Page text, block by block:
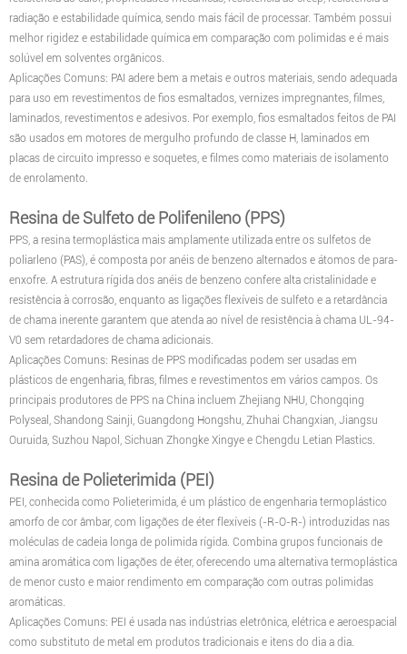
radiação e estabilidade química, sendo mais fácil de processar. Também possui
melhor rigidez e estabilidade química em comparação com polimidas e é mais
solúvel em solventes orgânicos.
Aplicações Comuns: PAI adere bem a metais e outros materiais, sendo adequada
para uso em revestimentos de fios esmaltados, vernizes impregnantes, filmes,
laminados, revestimentos e adesivos. Por exemplo, fios esmaltados feitos de PAI
são usados em motores de mergulho profundo de classe H, laminados em
placas de circuito impresso e soquetes, e filmes como materiais de isolamento
de enrolamento.
Resina de Sulfeto de Polifenileno (PPS)
PPS, a resina termoplástica mais amplamente utilizada entre os sulfetos de
poliarleno (PAS), é composta por anéis de benzeno alternados e átomos de para-
enxofre. A estrutura rígida dos anéis de benzeno confere alta cristalinidade e
resistência à corrosão, enquanto as ligações flexíveis de sulfeto e a retardância
de chama inerente garantem que atenda ao nível de resistência à chama UL-94-
V0 sem retardadores de chama adicionais.
Aplicações Comuns: Resinas de PPS modificadas podem ser usadas em
plásticos de engenharia, fibras, filmes e revestimentos em vários campos. Os
principais produtores de PPS na China incluem Zhejiang NHU, Chongqing
Polyseal, Shandong Sainji, Guangdong Hongshu, Zhuhai Changxian, Jiangsu
Ouruida, Suzhou Napol, Sichuan Zhongke Xingye e Chengdu Letian Plastics.
Resina de Polieterimida (PEI)
PEI, conhecida como Polieterimida, é um plástico de engenharia termoplástico
amorfo de cor âmbar, com ligações de éter flexíveis (-R-O-R-) introduzidas nas
moléculas de cadeia longa de polimida rígida. Combina grupos funcionais de
amina aromática com ligações de éter, oferecendo uma alternativa termoplástica
de menor custo e maior rendimento em comparação com outras polimidas
aromáticas.
Aplicações Comuns: PEI é usada nas indústrias eletrônica, elétrica e aeroespacial
como substituto de metal em produtos tradicionais e itens do dia a dia.